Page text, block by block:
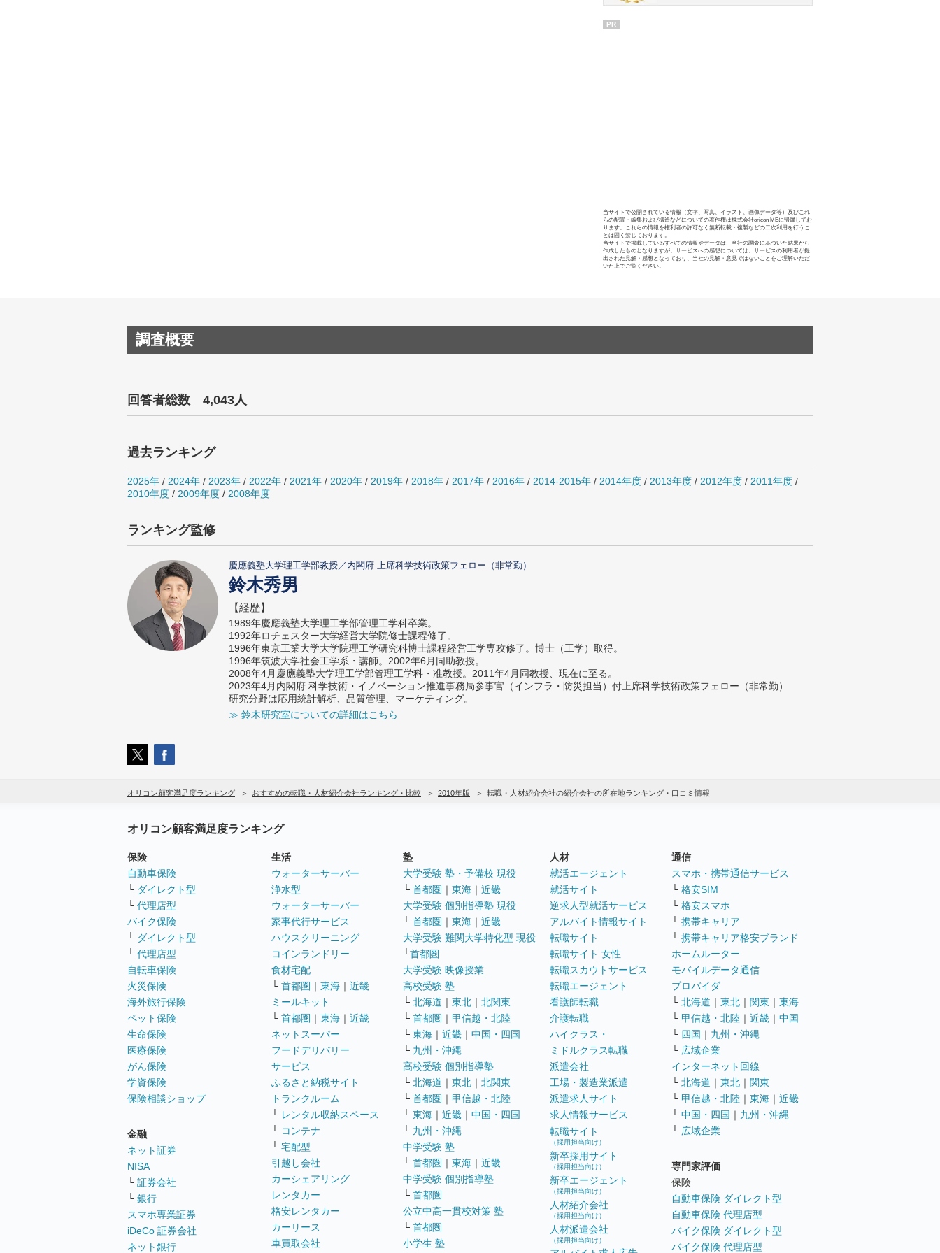
PR
当サイトで公開されている情報（文字、写真、イラスト、画像データ等）及びこれ
らの配置・編集および構造などについての著作権は株式会社oricon MEに帰属してお
ります。これらの情報を権利者の許可なく無断転載・複製などの二次利用を行うこ
とは固く禁じております。
当サイトで掲載しているすべての情報やデータは、当社の調査に基づいた結果から
作成したものとなりますが、サービスへの感想については、サービスの利用者が提
出された見解・感想となっており、当社の見解・意見ではないことをご理解いただ
いた上でご覧ください。
調査概要
回答者総数 4,043人
過去ランキング
2025年 / 2024年 / 2023年 / 2022年 / 2021年 / 2020年 / 2019年 / 2018年 / 2017年 / 2016年 / 2014-2015年 / 2014年度 / 2013年度 / 2012年度 / 2011年度 /
2010年度 / 2009年度 / 2008年度
ランキング監修
慶應義塾大学理工学部教授／内閣府 上席科学技術政策フェロー（非常勤）
鈴木秀男
【経歴】
1989年慶應義塾大学理工学部管理工学科卒業。
1992年ロチェスター大学経営大学院修士課程修了。
1996年東京工業大学大学院理工学研究科博士課程経営工学専攻修了。博士（工学）取得。
1996年筑波大学社会工学系・講師。2002年6月同助教授。
2008年4月慶應義塾大学理工学部管理工学科・准教授。2011年4月同教授、現在に至る。
2023年4月内閣府 科学技術・イノベーション推進事務局参事官（インフラ・防災担当）付上席科学技術政策フェロー（非常勤）
研究分野は応用統計解析、品質管理、マーケティング。
≫ 鈴木研究室についての詳細はこちら
オリコン顧客満足度ランキング おすすめの転職・人材紹介会社ランキング・比較 2010年版 転職・人材紹介会社の紹介会社の所在地ランキング・口コミ情報
オリコン顧客満足度ランキング
保険
自動車保険
└ ダイレクト型
└ 代理店型
バイク保険
└ ダイレクト型
└ 代理店型
自転車保険
火災保険
海外旅行保険
ペット保険
生命保険
医療保険
がん保険
学資保険
保険相談ショップ
金融
ネット証券
NISA
└ 証券会社
└ 銀行
スマホ専業証券
iDeCo 証券会社
ネット銀行
生活
ウォーターサーバー
浄水型
ウォーターサーバー
家事代行サービス
ハウスクリーニング
コインランドリー
食材宅配
└ 首都圏 ｜ 東海 ｜ 近畿
ミールキット
└ 首都圏 ｜ 東海 ｜ 近畿
ネットスーパー
フードデリバリー
サービス
ふるさと納税サイト
トランクルーム
└ レンタル収納スペース
└ コンテナ
└ 宅配型
引越し会社
カーシェアリング
レンタカー
格安レンタカー
カーリース
車買取会社
塾
大学受験 塾・予備校 現役
└ 首都圏 ｜ 東海 ｜ 近畿
大学受験 個別指導塾 現役
└ 首都圏 ｜ 東海 ｜ 近畿
大学受験 難関大学特化型 現役
└首都圏
大学受験 映像授業
高校受験 塾
└ 北海道 ｜ 東北 ｜ 北関東
└ 首都圏 ｜ 甲信越・北陸
└ 東海 ｜ 近畿 ｜ 中国・四国
└ 九州・沖縄
高校受験 個別指導塾
└ 北海道 ｜ 東北 ｜ 北関東
└ 首都圏 ｜ 甲信越・北陸
└ 東海 ｜ 近畿 ｜ 中国・四国
└ 九州・沖縄
中学受験 塾
└ 首都圏 ｜ 東海 ｜ 近畿
中学受験 個別指導塾
└ 首都圏
公立中高一貫校対策 塾
└ 首都圏
小学生 塾
人材
就活エージェント
就活サイト
逆求人型就活サービス
アルバイト情報サイト
転職サイト
転職サイト 女性
転職スカウトサービス
転職エージェント
看護師転職
介護転職
ハイクラス・
ミドルクラス転職
派遣会社
工場・製造業派遣
派遣求人サイト
求人情報サービス
転職サイト
（採用担当向け）
新卒採用サイト
（採用担当向け）
新卒エージェント
（採用担当向け）
人材紹介会社
（採用担当向け）
人材派遣会社
（採用担当向け）
通信
スマホ・携帯通信サービス
└ 格安SIM
└ 格安スマホ
└ 携帯キャリア
└ 携帯キャリア格安ブランド
ホームルーター
モバイルデータ通信
プロバイダ
└ 北海道 ｜ 東北 ｜ 関東 ｜ 東海
└ 甲信越・北陸 ｜ 近畿 ｜ 中国
└ 四国 ｜ 九州・沖縄
└ 広域企業
インターネット回線
└ 北海道 ｜ 東北 ｜ 関東
└ 甲信越・北陸 ｜ 東海 ｜ 近畿
└ 中国・四国 ｜ 九州・沖縄
└ 広域企業
専門家評価
保険
自動車保険 ダイレクト型
自動車保険 代理店型
バイク保険 ダイレクト型
バイク保険 代理店型